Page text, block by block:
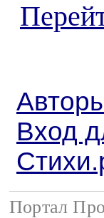
Вход
Портал